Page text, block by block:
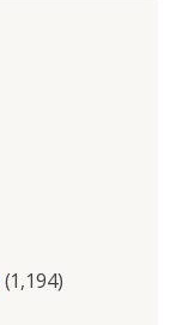
(1,194)